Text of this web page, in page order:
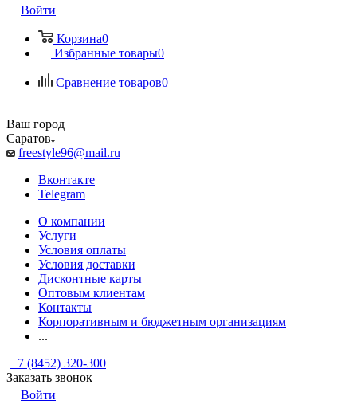
Войти
Корзина0
Избранные товары0
Сравнение товаров0
Ваш город
Саратов
freestyle96@mail.ru
Вконтакте
Telegram
О компании
Услуги
Условия оплаты
Условия доставки
Дисконтные карты
Оптовым клиентам
Контакты
Корпоративным и бюджетным организациям
...
+7 (8452) 320-300
Заказать звонок
Войти